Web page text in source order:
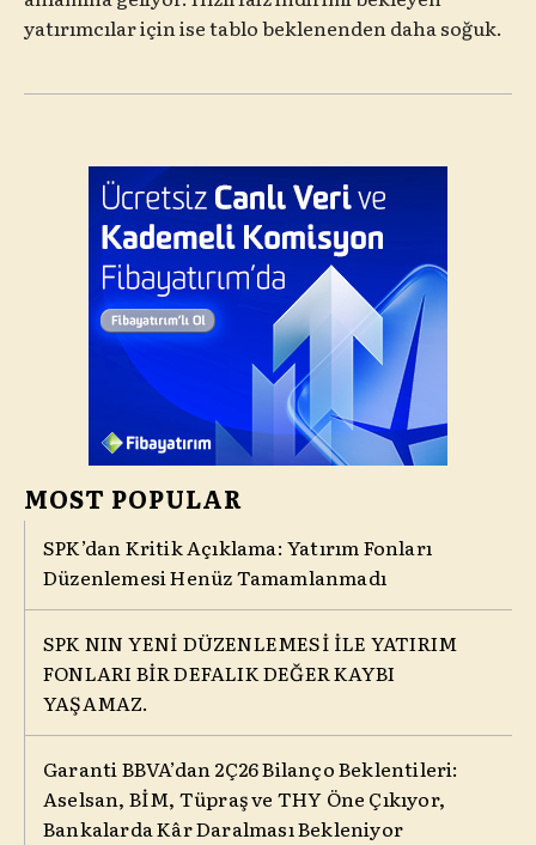
yatırımcılar için ise tablo beklenenden daha soğuk.
MOST POPULAR
SPK’dan Kritik Açıklama: Yatırım Fonları
Düzenlemesi Henüz Tamamlanmadı
SPK NIN YENİ DÜZENLEMESİ İLE YATIRIM
FONLARI BİR DEFALIK DEĞER KAYBI
YAŞAMAZ.
Garanti BBVA’dan 2Ç26 Bilanço Beklentileri:
Aselsan, BİM, Tüpraş ve THY Öne Çıkıyor,
Bankalarda Kâr Daralması Bekleniyor